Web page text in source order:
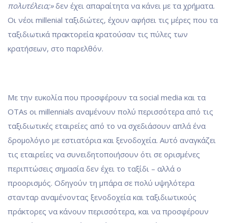
πολυτέλεια;»δεν έχει απαραίτητα να κάνει με τα χρήματα.
Οι νέοι millenial ταξιδιώτες, έχουν αφήσει τις μέρες που τα
ταξιδιωτικά πρακτορεία κρατούσαν τις πύλες των
κρατήσεων, στο παρελθόν.
Με την ευκολία που προσφέρουν τα social media και τα
OTAs οι millennials αναμένουν πολύ περισσότερα από τις
ταξιδιωτικές εταιρείες από το να σχεδιάσουν απλά ένα
δρομολόγιο με εστιατόρια και ξενοδοχεία. Αυτό αναγκάζει
τις εταιρείες να συνειδητοποιήσουν ότι σε ορισμένες
περιπτώσεις σημασία δεν έχει το ταξίδι – αλλά ο
προορισμός. Οδηγούν τη μπάρα σε πολύ υψηλότερα
στανταρ αναμένοντας ξενοδοχεία και ταξιδιωτικούς
πράκτορες να κάνουν περισσότερα, και να προσφέρουν